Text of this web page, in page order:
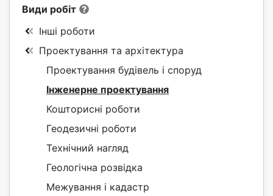
Види робіт
Інші роботи
Проектування та архітектура
Проектування будівель і споруд
Інженерне проектування
Кошторисні роботи
Геодезичні роботи
Технічний нагляд
Геологічна розвідка
Межування і кадастр